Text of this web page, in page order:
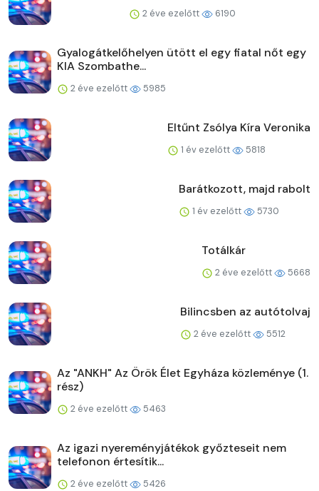
2 éve ezelőtt 6190
Gyalogátkelőhelyen ütött el egy fiatal nőt egy
KIA Szombathe...
2 éve ezelőtt 5985
Eltűnt Zsólya Kíra Veronika
1 év ezelőtt 5818
Barátkozott, majd rabolt
1 év ezelőtt 5730
Totálkár
2 éve ezelőtt 5668
Bilincsben az autótolvaj
2 éve ezelőtt 5512
Az "ANKH" Az Örök Élet Egyháza közleménye (1.
rész)
2 éve ezelőtt 5463
Az igazi nyereményjátékok győzteseit nem
telefonon értesítik...
2 éve ezelőtt 5426